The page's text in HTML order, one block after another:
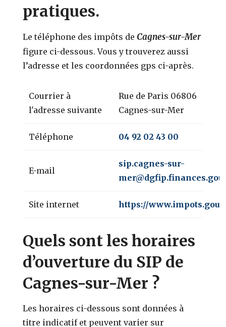
pratiques.
Le téléphone des impôts de Cagnes-sur-Mer
figure ci-dessous. Vous y trouverez aussi
l’adresse et les coordonnées gps ci-après.
Courrier à
l'adresse suivante
Rue de Paris 06806
Cagnes-sur-Mer
Téléphone 04 92 02 43 00
E-mail
sip.cagnes-sur-
Site internet https://
Quels sont les horaires
d’ouverture du SIP de
Cagnes-sur-Mer ?
Les horaires ci-dessous sont données à
titre indicatif et peuvent varier sur